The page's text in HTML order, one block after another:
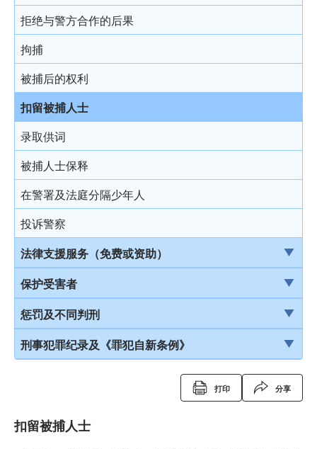
不认罪
审讯
结案陈词及裁决
由陪审团审讯
上诉
判刑
拒绝与警方合作的后果
拘捕
被捕后的权利
扣留被捕人士
录取供词
被捕人士保释
在警署及法庭分隔少年人
投诉警察
法律支援服务（免费或资助）
简介本港部分法律援助
刑事诉讼法律援助计划
当值律师计划
免费法律谘询计划——不提供服务的案件类别
电话法律谘询计划
保护受害者
受害者的权利
儿童证人
以电视直播联系提供证据
惩罚及不同判刑
引言
社会服务令
刑事犯罪纪录及《罪犯自新条例》
签保守行为
打印 分享
扣留被捕人士